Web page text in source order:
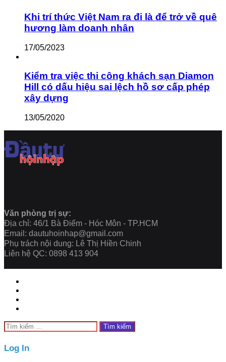
Khi trí thức Việt Nam ra đi là để trở về quê
hương làm doanh nhân
17/05/2023
Kiểm tra việc thi công khách sạn Diamon
Hill có dấu hiệu sai lệch hồ sơ cấp phép
xây dựng
13/05/2020
Văn phòng trị sự:
Địa chỉ: 46/1 Bà Điểm - Hóc Môn - TP.HCM
Email: dautuhoinhap@gmail.com
Phụ trách nội dung: Lê Thị Hiền Chinh
Liên hệ QC: 0898 413 904
Close
Tìm
kiếm
cho:
Close
Log In